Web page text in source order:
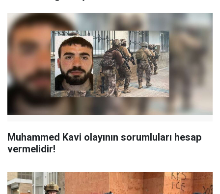
Muhammed Kavi olayının sorumluları hesap
vermelidir!